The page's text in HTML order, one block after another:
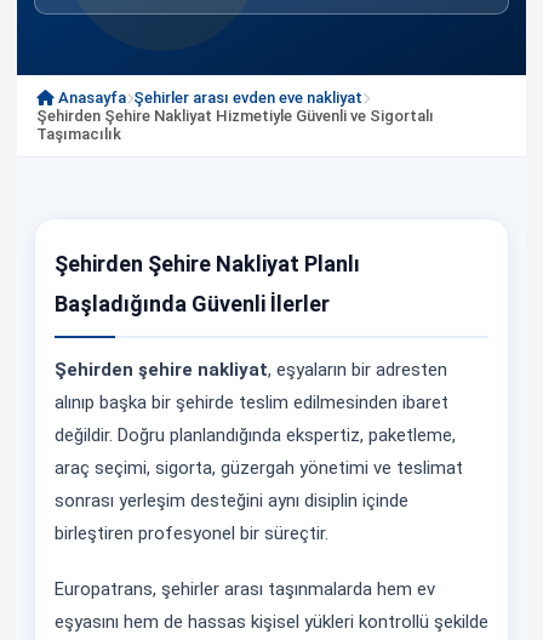
Anasayfa Şehirler arası evden eve nakliyat
Şehirden Şehire Nakliyat Hizmetiyle Güvenli ve Sigortalı
Taşımacılık
Şehirden Şehire Nakliyat Planlı
Başladığında Güvenli İlerler
Şehirden şehire nakliyat, eşyaların bir adresten
alınıp başka bir şehirde teslim edilmesinden ibaret
değildir. Doğru planlandığında ekspertiz, paketleme,
araç seçimi, sigorta, güzergah yönetimi ve teslimat
sonrası yerleşim desteğini aynı disiplin içinde
birleştiren profesyonel bir süreçtir.
Europatrans, şehirler arası taşınmalarda hem ev
eşyasını hem de hassas kişisel yükleri kontrollü şekilde